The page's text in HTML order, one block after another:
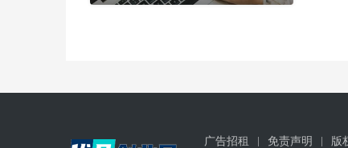
广告招租 免责声明 版